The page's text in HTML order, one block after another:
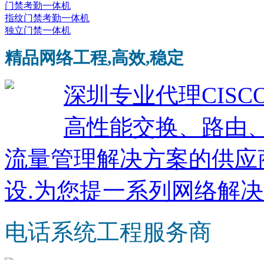
门禁考勤一体机
指纹门禁考勤一体机
独立门禁一体机
精品网络工程,高效,稳定
深圳专业代理
高性能交换、路由
流量管理解决方案的供
设.为您提一系列网络解
电话系统工程服务商